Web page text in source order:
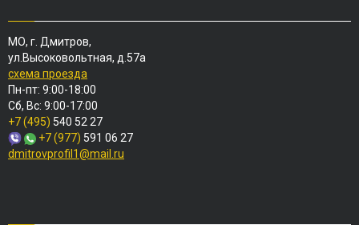
МО, г. Дмитров,
ул.Высоковольтная, д.57а
схема проезда
Пн-пт: 9:00-18:00
Сб, Вс: 9:00-17:00
+7 (495) 540 52 27
+7 (977) 591 06 27
dmitrovprofil1@mail.ru